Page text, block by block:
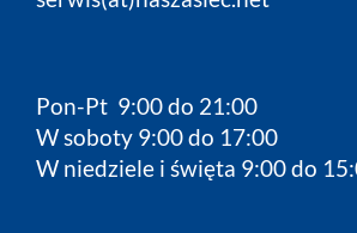
Pon-Pt 9:00 do 21:00
W soboty 9:00 do 17:00
W niedziele i święta 9:00 do